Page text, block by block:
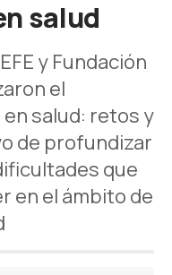
salud
y Fundación
el
salud: retos y
de profundizar
que
en el ámbito de